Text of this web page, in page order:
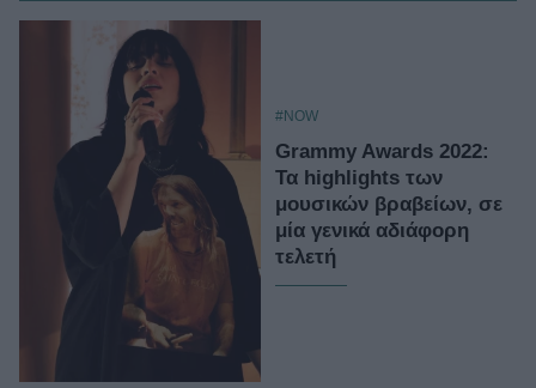
#NOW
Grammy Awards 2022:
Τα highlights των
μουσικών βραβείων, σε
μία γενικά αδιάφορη
τελετή